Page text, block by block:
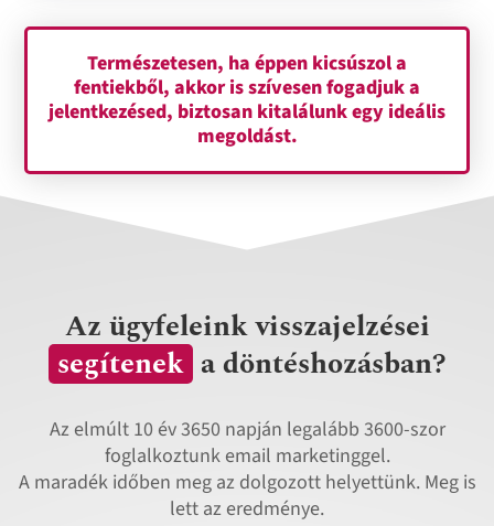
Természetesen, ha éppen kicsúszol a
fentiekből, akkor is szívesen fogadjuk a
jelentkezésed, biztosan kitalálunk egy ideális
megoldást.
Az ügyfeleink visszajelzései
segítenek a döntéshozásban?
Az elmúlt 10 év 3650 napján legalább 3600-szor
foglalkoztunk email marketinggel.
A maradék időben meg az dolgozott helyettünk. Meg is
lett az eredménye.